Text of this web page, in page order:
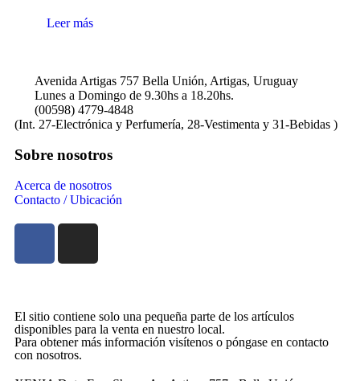
Leer más
Avenida Artigas 757 Bella Unión, Artigas, Uruguay
Lunes a Domingo de 9.30hs a 18.20hs.
(00598) 4779-4848
(Int. 27-Electrónica y Perfumería, 28-Vestimenta y 31-Bebidas )
Sobre nosotros
Acerca de nosotros
Contacto / Ubicación
El sitio contiene solo una pequeña parte de los artículos
disponibles para la venta en nuestro local.
Para obtener más información visítenos o póngase en contacto
con nosotros.